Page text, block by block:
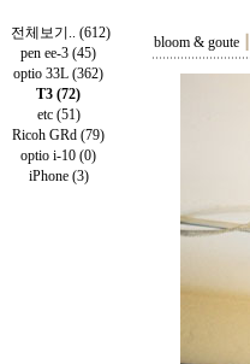
전체보기.. (612)
pen ee-3 (45)
optio 33L (362)
T3 (72)
etc (51)
Ricoh GRd (79)
optio i-10 (0)
iPhone (3)
bloom & goute